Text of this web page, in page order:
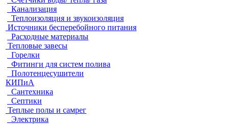
Канализация
Теплоизоляция и звукоизоляция
Источники бесперебойного питания
Расходные материалы
Тепловые завесы
Горелки
Фитинги для систем полива
Полотенцесушители
КИПиА
Сантехника
Септики
Теплые полы и самрег
Электрика